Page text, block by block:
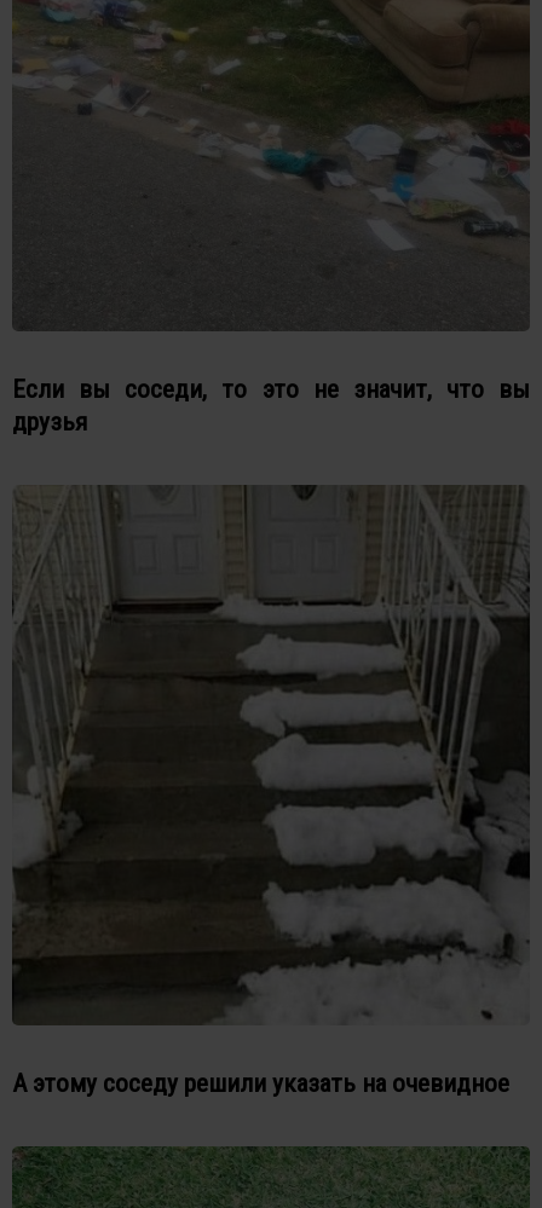
Если вы соседи, то это не значит, что вы
друзья
А этому соседу решили указать на очевидное